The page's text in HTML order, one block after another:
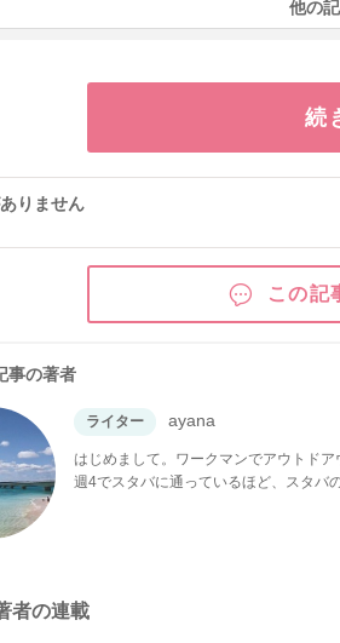
他の
続
りません
この記
事の著者
ライター ayana
はじめまして。ワークマンでアウトド
週4でスタバに通っているほど、スタバ
者の連載